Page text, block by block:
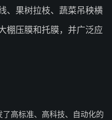
、果树拉枝、蔬菜吊秧横
棚压膜和托膜，并广泛应
高标准、高科技、自动化的